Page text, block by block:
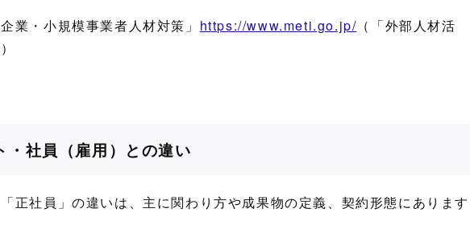
業・小規模事業者人材対策」 https://www.meti.go.jp/ （「外部人材活
・社員（雇用）との違い
正社員」の違いは、主に関わり方や成果物の定義、契約形態にありま